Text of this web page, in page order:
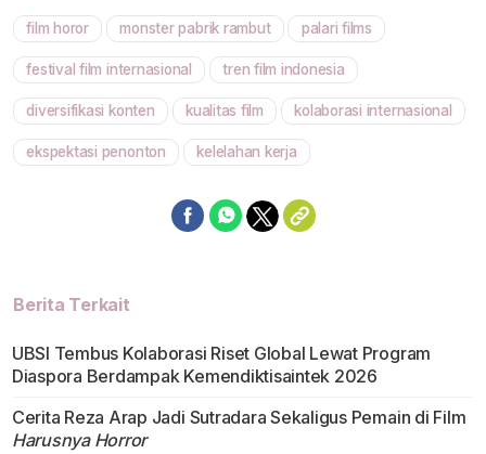
film horor monster pabrik rambut palari films
festival film internasional tren film indonesia
diversifikasi konten kualitas film kolaborasi internasional
ekspektasi penonton kelelahan kerja
Berita Terkait
UBSI Tembus Kolaborasi Riset Global Lewat Program
Diaspora Berdampak Kemendiktisaintek 2026
Cerita Reza Arap Jadi Sutradara Sekaligus Pemain di Film
Harusnya Horror